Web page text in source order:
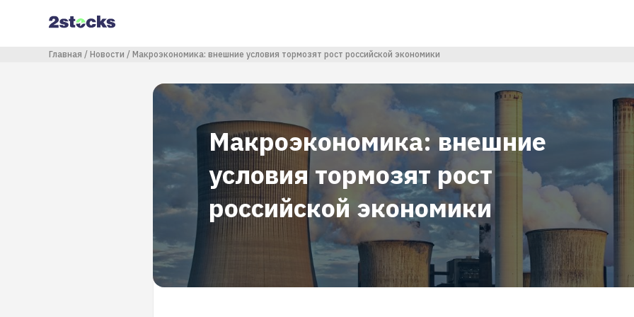
содержанию
Строка навигации
Главная Новости Макроэкономика: внешние условия тормозят рост российской экономики
Макроэкономика: внешние
условия тормозят рост
российской экономики